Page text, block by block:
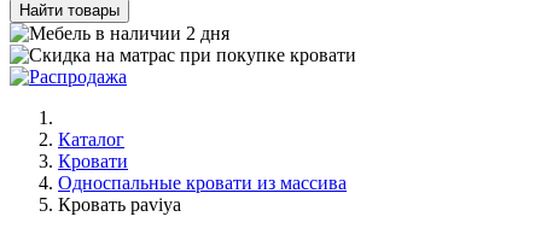
Найти товары
Каталог
Кровати
Односпальные кровати из массива
Кровать paviya